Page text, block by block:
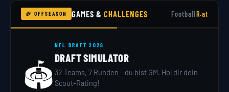
🏈 OFFSEASON GAMES &CHALLENGES FootballR.at
🏟️
NFL DRAFT 2026
DRAFT SIMULATOR
32 Teams, 7 Runden – du bist GM. Hol dir dein
Scout-Rating!